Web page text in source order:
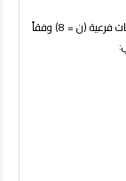
ثم قُسمت كل مجموعة إلى ثلاث مجموعات فرعية (ن = 8) وفقاً